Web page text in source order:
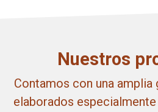
Nuestros
Contamos con una
elaborados